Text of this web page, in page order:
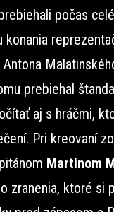
počas
konania
prebiehal
aj s hráčmi,
Pri kreovaní
Martinom
zranenia, ktoré si